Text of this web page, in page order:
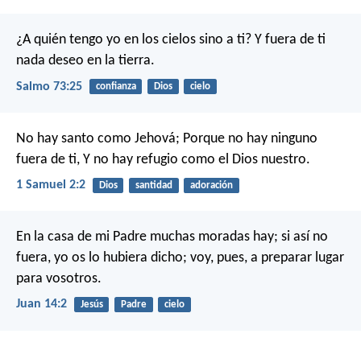
¿A quién tengo yo en los cielos sino a ti? Y fuera de ti
nada deseo en la tierra.
Salmo 73:25 confianza Dios cielo
No hay santo como Jehová; Porque no hay ninguno
fuera de ti, Y no hay refugio como el Dios nuestro.
1 Samuel 2:2 Dios santidad adoración
En la casa de mi Padre muchas moradas hay; si así no
fuera, yo os lo hubiera dicho; voy, pues, a preparar lugar
para vosotros.
Juan 14:2 Jesús Padre cielo